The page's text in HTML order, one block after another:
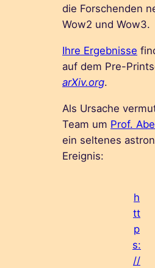
die Forschenden
Wow2 und Wow3.
Ihre Ergebnisse
auf dem Pre-
arXiv.org.
Als Ursache
Team um Prof.
ein seltenes
Ereignis:
h
tt
p
s:
//